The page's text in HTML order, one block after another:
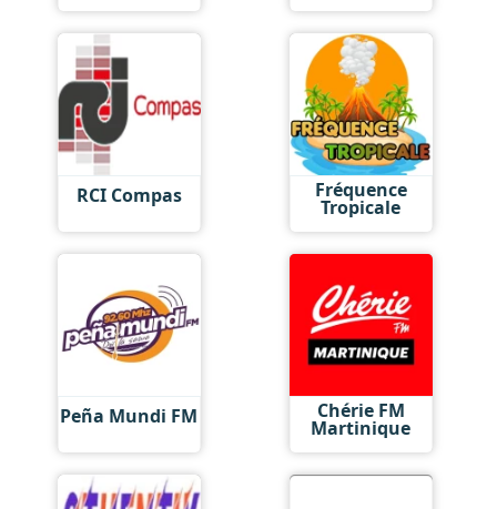
RCI Compas Fréquence
Tropicale
Peña Mundi FM Chérie FM
Martinique